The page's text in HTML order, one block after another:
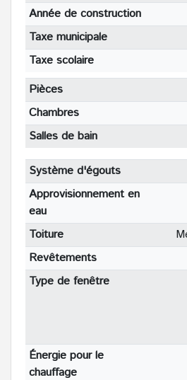
Année de construction
Taxe municipale
Taxe scolaire
Pièces
Chambres
Salles de bain
Système d'égouts
Approvisionnement en
eau
Toiture
Revêtements
Type de fenêtre
Énergie pour le
chauffage